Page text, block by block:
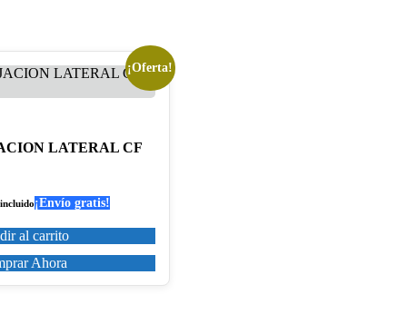
¡Oferta!
LATERAL CF
¡Envío gratis!
al carrito
Ahora